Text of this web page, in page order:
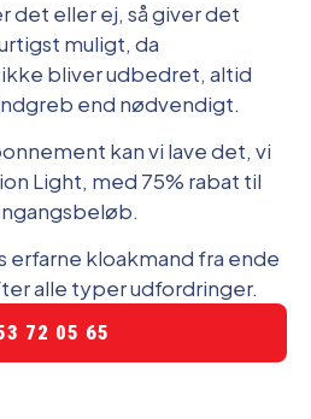
det eller ej, så giver det
muligt, da
bliver udbedret, altid
end nødvendigt.
kan vi lave det, vi
Light, med 75% rabat til
erfarne kloakmand fra ende
alle typer udfordringer.
72 05 65